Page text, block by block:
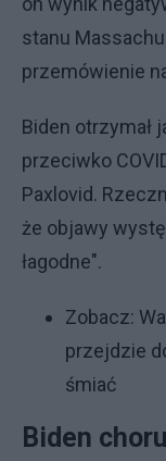
stanu
przemówienie
Biden otrzymał
przeciwko
Paxlovid.
że objawy
łagodne".
Zobacz:
przejdzie
śmiać
Biden